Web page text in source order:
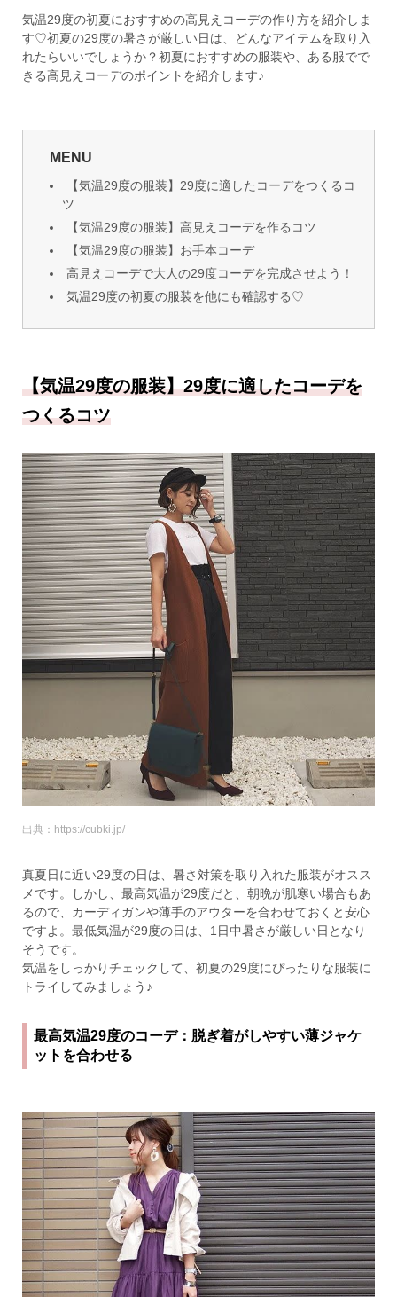
気温29度の初夏におすすめの高見えコーデの作り方を紹介しま
す♡初夏の29度の暑さが厳しい日は、どんなアイテムを取り入
れたらいいでしょうか？初夏におすすめの服装や、ある服でで
きる高見えコーデのポイントを紹介します♪
MENU
【気温29度の服装】29度に適したコーデをつくるコ
ツ
【気温29度の服装】高見えコーデを作るコツ
【気温29度の服装】お手本コーデ
高見えコーデで大人の29度コーデを完成させよう！
気温29度の初夏の服装を他にも確認する♡
【気温29度の服装】29度に適したコーデを
つくるコツ
出典：https://cubki.jp/
真夏日に近い29度の日は、暑さ対策を取り入れた服装がオスス
メです。しかし、最高気温が29度だと、朝晩が肌寒い場合もあ
るので、カーディガンや薄手のアウターを合わせておくと安心
ですよ。最低気温が29度の日は、1日中暑さが厳しい日となり
そうです。
気温をしっかりチェックして、初夏の29度にぴったりな服装に
トライしてみましょう♪
最高気温29度のコーデ：脱ぎ着がしやすい薄ジャケ
ットを合わせる